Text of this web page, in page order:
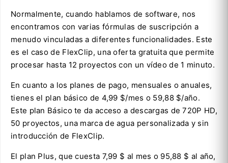
Normalmente, cuando hablamos de software, nos
encontramos con varias fórmulas de suscripción a
menudo vinculadas a diferentes funcionalidades. Este
es el caso de FlexClip, una oferta gratuita que permite
procesar hasta 12 proyectos con un vídeo de 1 minuto.
En cuanto a los planes de pago, mensuales o anuales,
tienes el plan básico de 4,99 $/mes o 59,88 $/año.
Este plan Básico te da acceso a descargas de 720P HD,
50 proyectos, una marca de agua personalizada y sin
introducción de FlexClip.
El plan Plus, que cuesta 7,99 $ al mes o 95,88 $ al año,